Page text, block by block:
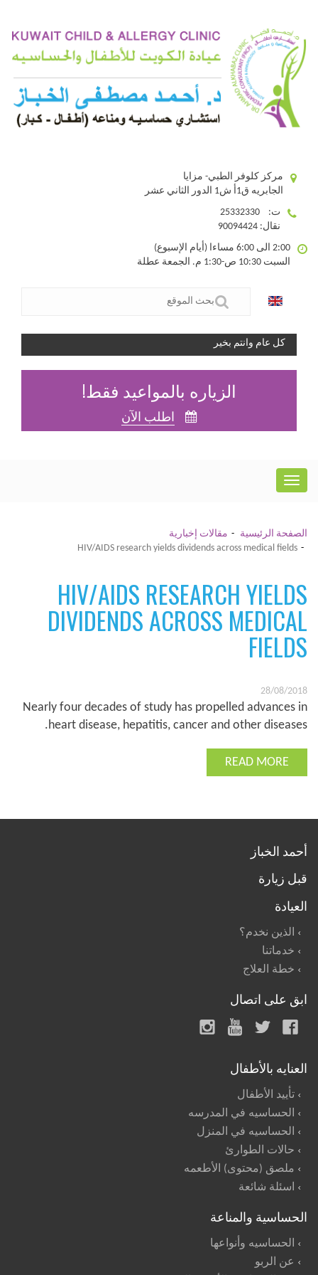
مركز كلوفر الطبي- مزايا
الجابريه ق1أ ش1 الدور الثاني عشر
ت: 25332330
نقال: 90094424
2:00 الى 6:00 مساءا (أيام الإسبوع)
السبت 10:30 ص-1:30 م. الجمعة عطلة
كل عام وانتم بخير
الزياره بالمواعيد فقط!
اطلب الآن
الصفحة الرئيسية
مقالات إخبارية
HIV/AIDS research yields dividends across medical fields
HIV/AIDS RESEARCH YIELDS
DIVIDENDS ACROSS MEDICAL
FIELDS
28/08/2018
Nearly four decades of study has propelled advances in
heart disease, hepatitis, cancer and other diseases.
READ MORE
أحمد الخباز
قبل زيارة
العيادة
الذين نخدم؟
خدماتنا
خطة العلاج
ابق على اتصال
العنايه بالأطفال
تأييد الأطفال
الحساسيه في المدرسه
الحساسيه في المنزل
حالات الطوارئ
ملصق (محتوى) الأطعمه
اسئلة شائعة
الحساسية والمناعة
الحساسيه وأنواعها
عن الربو